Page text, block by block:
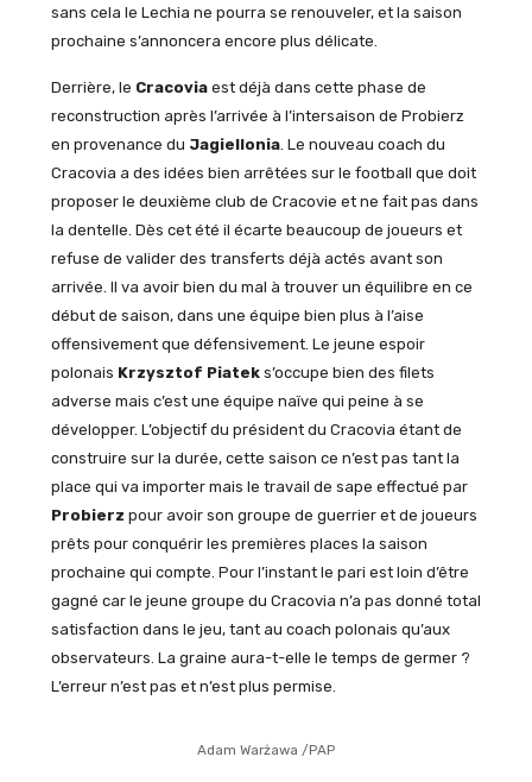
sans cela le Lechia ne pourra se renouveler, et la saison
prochaine s’annoncera encore plus délicate.
Derrière, le Cracoviaest déjà dans cette phase de
reconstruction après l’arrivée à l’intersaison de Probierz
en provenance du Jagiellonia. Le nouveau coach du
Cracovia a des idées bien arrêtées sur le football que doit
proposer le deuxième club de Cracovie et ne fait pas dans
la dentelle. Dès cet été il écarte beaucoup de joueurs et
refuse de valider des transferts déjà actés avant son
arrivée. Il va avoir bien du mal à trouver un équilibre en ce
début de saison, dans une équipe bien plus à l’aise
offensivement que défensivement. Le jeune espoir
polonais Krzysztof Piateks’occupe bien des filets
adverse mais c’est une équipe naïve qui peine à se
développer. L’objectif du président du Cracovia étant de
construire sur la durée, cette saison ce n’est pas tant la
place qui va importer mais le travail de sape effectué par
Probierz pour avoir son groupe de guerrier et de joueurs
prêts pour conquérir les premières places la saison
prochaine qui compte. Pour l’instant le pari est loin d’être
gagné car le jeune groupe du Cracovia n’a pas donné total
satisfaction dans le jeu, tant au coach polonais qu’aux
observateurs. La graine aura-t-elle le temps de germer ?
L’erreur n’est pas et n’est plus permise.
Adam Warżawa /PAP